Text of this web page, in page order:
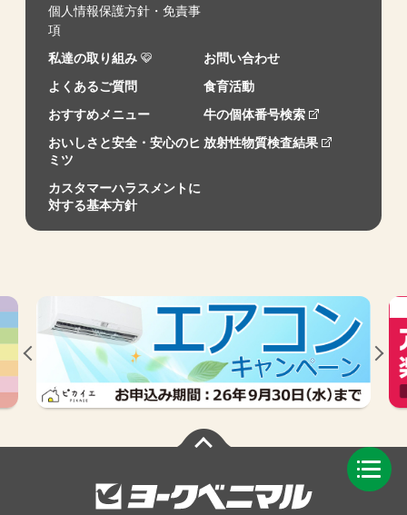
個人情報保護方針・免責事
項
私達の取り組み
お問い合わせ
よくあるご質問
食育活動
おすすめメニュー
牛の個体番号検索
おいしさと安全・安心のヒ
ミツ
放射性物質検査結果
カスタマーハラスメントに
対する基本方針